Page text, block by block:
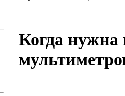
Когда нужна